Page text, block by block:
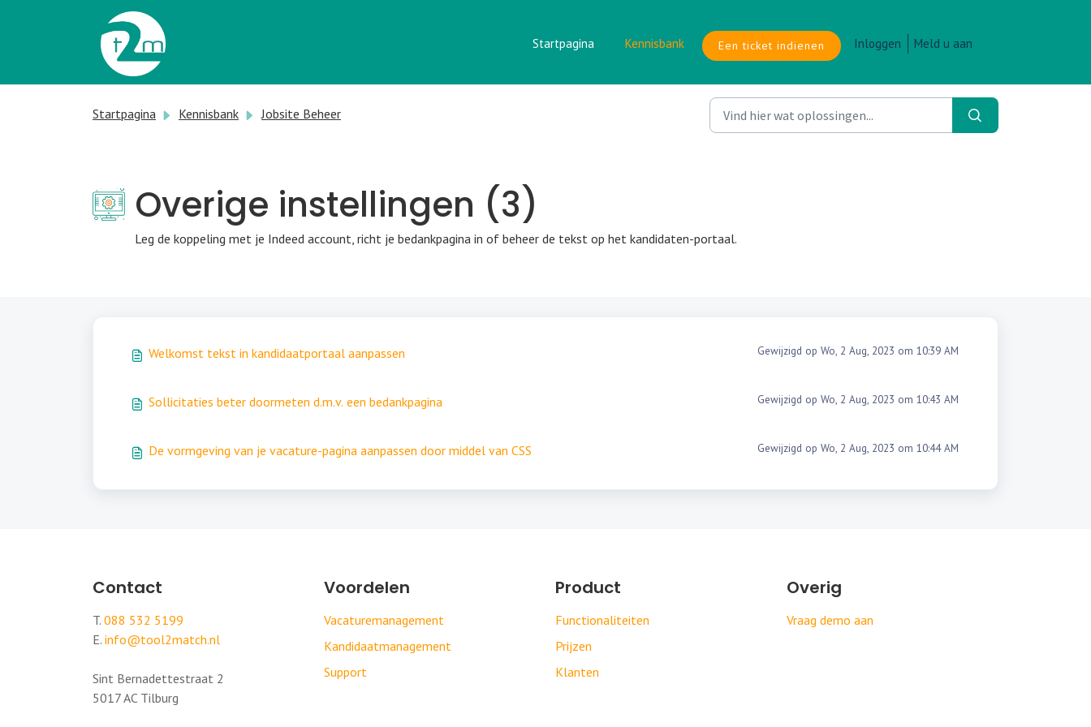
Doorgaan naar hoofdinhoud
Startpagina Kennisbank Een ticket indienen Inloggen Meld u aan
Startpagina Kennisbank Jobsite Beheer
Overige instellingen (3)
Leg de koppeling met je Indeed account, richt je bedankpagina in of beheer de tekst op het kandidaten-portaal.
Welkomst tekst in kandidaatportaal aanpassen Gewijzigd op Wo, 2 Aug, 2023 om 10:39 AM
Sollicitaties beter doormeten d.m.v. een bedankpagina Gewijzigd op Wo, 2 Aug, 2023 om 10:43 AM
De vormgeving van je vacature-pagina aanpassen door middel van CSS Gewijzigd op Wo, 2 Aug, 2023 om 10:44 AM
Contact
T. 088 532 5199
E. info@tool2match.nl
Sint Bernadettestraat 2
5017 AC Tilburg
Voordelen
Vacaturemanagement
Kandidaatmanagement
Support
Product
Functionaliteiten
Prijzen
Klanten
Overig
Vraag demo aan